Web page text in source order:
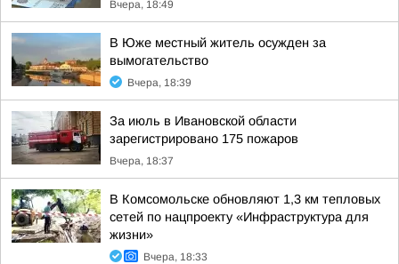
Вчера, 18:49
В Юже местный житель осужден за
вымогательство
Вчера, 18:39
За июль в Ивановской области
зарегистрировано 175 пожаров
Вчера, 18:37
В Комсомольске обновляют 1,3 км тепловых
сетей по нацпроекту «Инфраструктура для
жизни»
Вчера, 18:33